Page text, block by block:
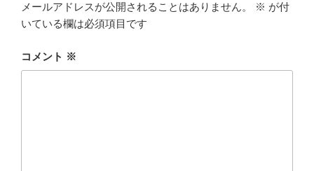
メールアドレスが公開されることはありません。 ※ が付
いている欄は必須項目です
コメント ※